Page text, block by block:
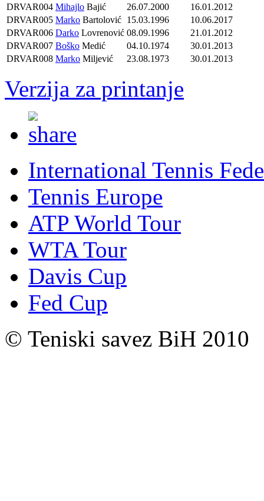
DRVAR004 Mihajlo Bajić 26.07.2000
16.01.2012
DRVAR005 Marko Bartolović 15.03.1996
10.06.2017
DRVAR006 Darko Lovrenović 08.09.1996
21.01.2012
DRVAR007 Boško Medić 04.10.1974
30.01.2013
DRVAR008 Marko Miljević 23.08.1973 30.01.2013
Verzija za printanje
International Tennis
Tennis Europe
ATP World Tour
WTA Tour
Davis Cup
Fed Cup
© Teniski savez BiH 2010